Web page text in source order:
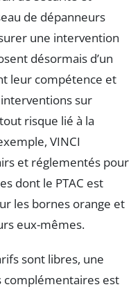
de dépanneurs
une intervention
désormais d’un
leur compétence et
sur
risque lié à la
VINCI
et réglementés pour
dont le PTAC est
les bornes orange et
eux-mêmes.
sont libres, une
complémentaires est